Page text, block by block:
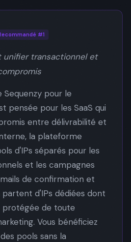
#1
unifier transactionnel et
pour le
pensée pour les SaaS qui
entre délivrabilité et
la plateforme
d'IPs séparés pour les
et les campagnes
de confirmation et
partent d'IPs dédiées dont
protégée de toute
Vous bénéficiez
pools sans la